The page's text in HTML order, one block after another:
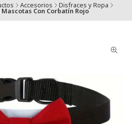
Accesorios Disfraces y Ropa
Con Corbatín Rojo